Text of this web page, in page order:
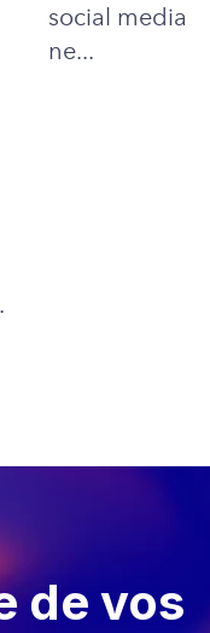
social media
ne...
de vos